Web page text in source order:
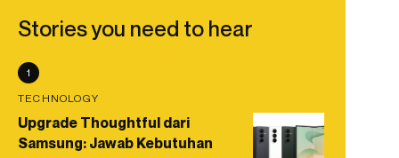
Stories you need to hear
1
TECHNOLOGY
Upgrade Thoughtful dari
Samsung: Jawab Kebutuhan